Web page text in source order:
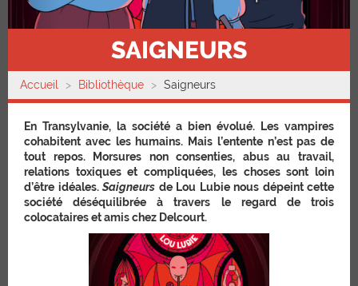
SAIGNEURS
Accueil Bibliothèque Saigneurs
En Transylvanie, la société a bien évolué. Les vampires
cohabitent avec les humains. Mais l’entente n’est pas de
tout repos. Morsures non consenties, abus au travail,
relations toxiques et compliquées, les choses sont loin
d’être idéales. Saigneurs de Lou Lubie nous dépeint cette
société déséquilibrée à travers le regard de trois
colocataires et amis chez Delcourt.